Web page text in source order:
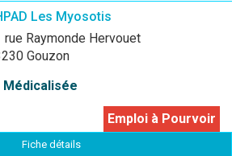
Les Myosotis
rue Raymonde Hervouet
Gouzon
Médicalisée
Emploi à Pourvoir
Fiche détails